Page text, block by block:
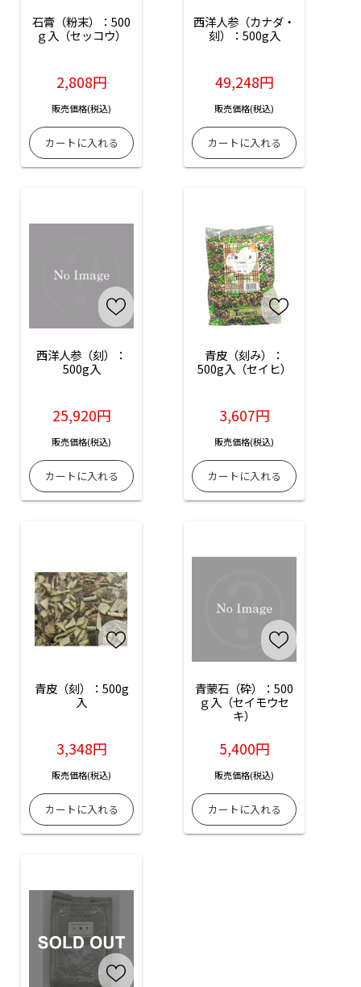
石膏（粉末）：500
ｇ入（セッコウ）
2,808円
販売価格(税込)
西洋人参（カナダ・
刻）：500g入
49,248円
販売価格(税込)
西洋人参（刻）：
500g入
25,920円
販売価格(税込)
青皮（刻み）：
500g入（セイヒ）
3,607円
販売価格(税込)
青皮（刻）：500g
入
3,348円
販売価格(税込)
青蒙石（砕）：500
ｇ入（セイモウセ
キ）
5,400円
販売価格(税込)